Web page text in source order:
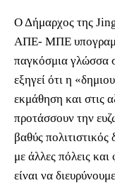
Ο Δήμαρχος της
ΑΠΕ- ΜΠΕ
παγκόσμια γλώσσα
εξηγεί ότι η
εκμάθηση και στις
προτάσσουν την
βαθύς
με άλλες πόλεις
είναι να